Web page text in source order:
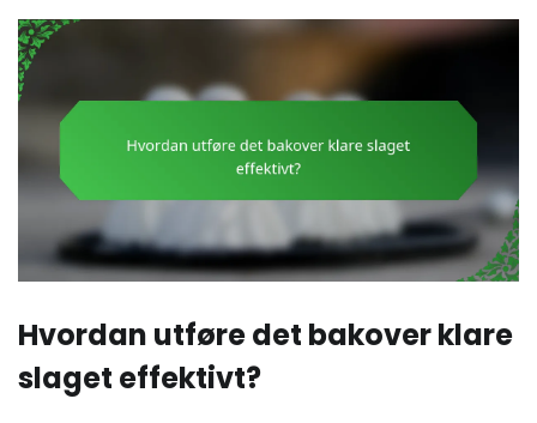
Hvordan utføre det bakover klare
slaget effektivt?